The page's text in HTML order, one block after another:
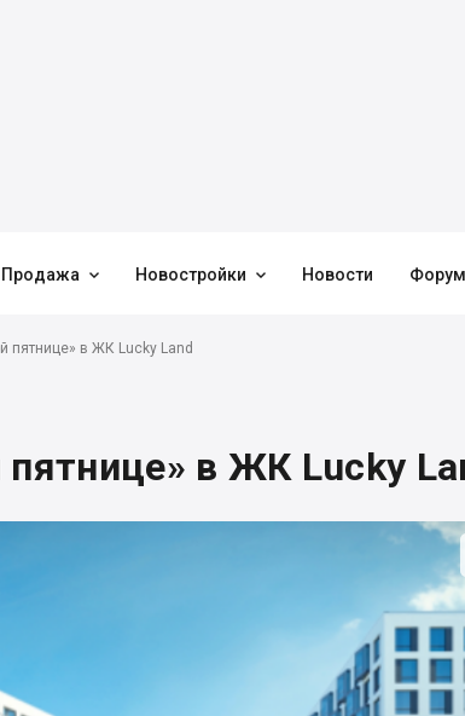
Продажа  Новостройки  Новости Форум
пятнице» в ЖК Lucky Land
в ЖК Lucky